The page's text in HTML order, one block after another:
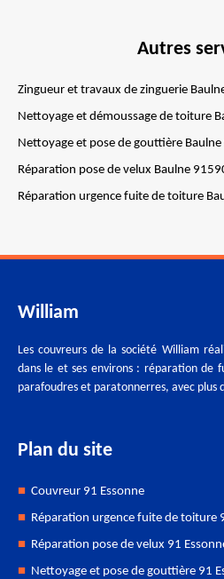
Autres
Zingueur et travaux de zinguerie
Nettoyage et démoussage de toiture
Nettoyage et pose de gouttière
Réparation pose de velux Baulne
Réparation urgence fuite de toiture
William
Les couvreurs de la société William
dans le et ses environs : réparation de
parafoudres et paratonnerres, avec plus
Plan du site
Couvreur 91 Essonne
Réparation urgence fuite de toiture
Réparation pose de velux 91
Nettoyage et pose de gouttière 91